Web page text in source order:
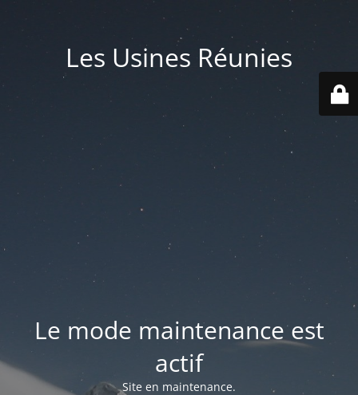
Les Usines Réunies
Le mode maintenance est
actif
Site en maintenance.